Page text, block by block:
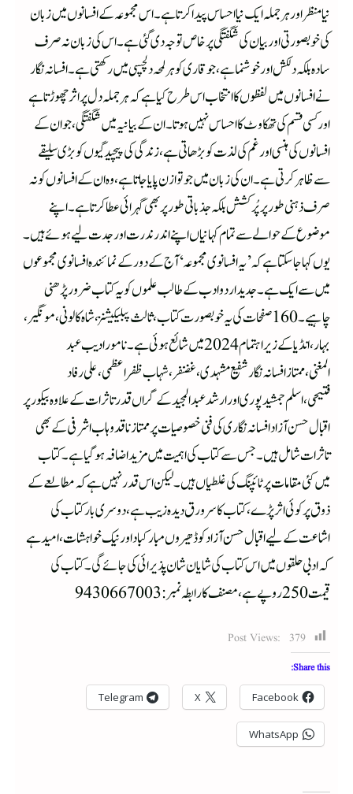
نیا منظر اور ہر جملہ ایک نیا احساس پیدا کرتا ہے۔ اس مجموعہ کے افسانوں میں زبان
کی خوبصورتی اور بیان کی شگفتگی پر خاص توجہ دی گئی ہے۔ اس کی زبان نہ صرف
سادہ بلکہ دلکش اور خوشنما ہے، جو قاری کو ہر لمحہ دلچسپی میں رکھتی ہے۔ افسانہ نگار
نے افسانوں میں لفظوں کا انتخاب اس طرح کیا ہے کہ ہر جملہ دل پر اثر چھوڑتا ہے
اور کسی قسم کی تھکاوٹ کا احساس نہیں ہوتا۔ ان کے بیانیہ میں شگفتگی، جو ان کے
افسانوں کی ہنسی اور غم کی لذت کو بڑھاتی ہے، زندگی کی پیچیدگیوں کو بڑی سلیقے
سے ظاہر کرتی ہے۔ ان کی زبان میں جو توازن پایا جاتا ہے، وہ ان کے افسانوں کو نہ
صرف ذہنی طور پر پُرکشش بلکہ جذباتی طور پر بھی گہرائی عطا کرتا ہے۔اپنے
موضوع کے حوالے سے تمام کہانیاں اپنے اندر ندرت اور جدت لیے ہوئے ہیں۔
یوں کہا جا سکتا ہے کہ ’یہ افسانوی مجموعہ ‘ آج کے دور کے نمائندہ افسانوی مجموعوں
میں سے ایک ہے۔ جدید اردو ادب کے طالب علموں کو یہ کتاب ضرور پڑھنی
چاہیے۔ 160 صفحات کی یہ خوبصورت کتاب،ثالث پبلیکیشنز، شاہ کالونی، مونگیر،
بہار، انڈیا کے زیر اہتمام 2024 میں شائع ہوئی ہے۔ نامور ادیب عبد
المغنی،ممتاز افسانہ نگار شفیع مشہدی،غضنفر،شہاب ظفر اعظمی،علی رفاد
فتیحی،اسلم جمشیدپوری اور ارشد عبد المجید کے گراں قدر تاثرات کے علاوہ بیکور پر
اقبال حسن آزاد افسانہ نگاری کی فنی خصوصیات پر ممتاز ناقد وہاب اشرفی کے بھی
تاثرات شامل ہیں۔ جس سے کتاب کی اہمیت میں مزید اضافہ ہوگیا ہے۔کتاب
میں کئی مقامات پر ٹائپنگ کی غلطیاں ہیں۔ لیکن اس قدر نہیں ہے کہ مطالعے کے
ذوق پر کوئی اثر پڑے،کتاب کا سرورق دیدہ زیب ہے، دوسری بار کتاب کی
اشاعت کے لیے اقبال حسن آزاد کو ڈھیروں مبارکباد اور نیک خواہشات، امید ہے
کہ ادبی حلقوں میں اس کتاب کی شایان شان پذیرائی کی جائے گی۔کتاب کی
قیمت 250 روپے ہے، مصنف کا رابطہ نمبر: 9430667003
Post Views: 379
Share this:
Facebook
X
Telegram
WhatsApp